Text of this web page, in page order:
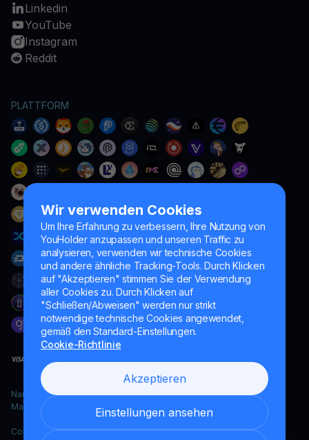
Wir verwenden Cookies
Um Ihre Erfahrung zu verbessern, Ihre Nutzung von
YouHolder anzupassen und unseren Traffic zu
analysieren, verwenden wir technische Cookies
und andere ähnliche Tracking-Tools. Durch Klicken
auf "Akzeptieren" stimmen Sie der Verwendung
aller Cookies zu. Durch Klicken auf
"Schließen/Abweisen" werden nur strikt
notwendige technische Cookies angewendet,
gemäß den Standard-Einstellungen.
Cookie-Richtlinie
Akzeptieren
Einstellungen ansehen
Linkedin
YouTube
Instagram
Reddit
PLATTFORM
Naumard LTD. – ausschließlich für IT-Entwicklung, Forschung und
Marketingzwecke
Copyright YouHodler, 2026.